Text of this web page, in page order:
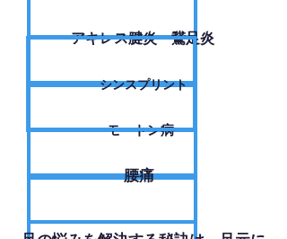
アキレス腱炎・鵞足炎
シンスプリント
モートン病
腰痛